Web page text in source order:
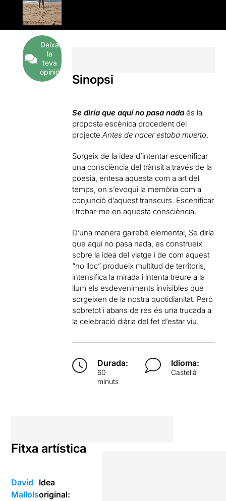
Deixa
la
teva
opinió
Sinopsi
Se diría que aquí no pasa nada és la
proposta escènica procedent del
projecteAntes de nacer estaba muerto.
Sorgeix de la idea d’intentar escenificar
una consciència del trànsit a través de la
poesia, entesa aquesta com a art del
temps, on s’evoqui la memòria com a
conjunció d’aquest transcurs. Escenificar
i trobar-me en aquesta consciència.
D’una manera gairebé elemental, Se diría
que aquí no pasa nada, es construeix
sobre la idea del viatge i de com aquest
“no lloc” produeix multitud de territoris,
intensifica la mirada i intenta treure a la
llum els esdeveniments invisibles que
sorgeixen de la nostra quotidianitat. Però
sobretot i abans de res és una trucada a
la celebració diària del fet d’estar viu.
Durada:
60
minuts
Idioma:
Castellà
Fitxa artística
David
Mallols
Idea
original: